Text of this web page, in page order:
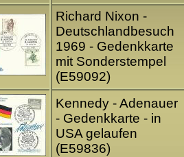
Richard Nixon -
Deutschlandbesuch
1969 - Gedenkkarte
mit Sonderstempel
(E59092)
Kennedy - Adenauer
- Gedenkkarte - in
USA gelaufen
(E59836)